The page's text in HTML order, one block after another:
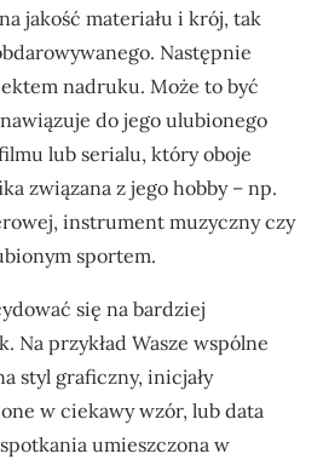
jakość materiału i krój, tak
Następnie
nadruku. Może to być
do jego ulubionego
lub serialu, który oboje
związana z jego hobby – np.
instrument muzyczny czy
sportem.
się na bardziej
Na przykład Wasze wspólne
styl graficzny, inicjały
w ciekawy wzór, lub data
umieszczona w